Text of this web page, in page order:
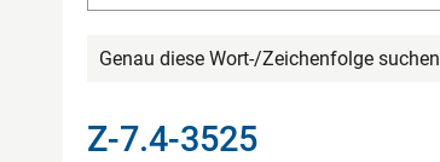
Genau diese Wort-/Zeichenfolge suchen
Z-7.4-3525